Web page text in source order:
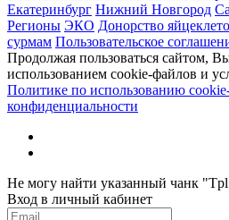
Екатеринбург Нижний Новгород
Регионы ЭКО Донорство
сурмам Пользовательское
Продолжая пользоваться сайтом,
использованием cookie-файлов и
Политике по использованию
конфиденциальности
Не могу найти указанный чанк
Вход в личный кабинет